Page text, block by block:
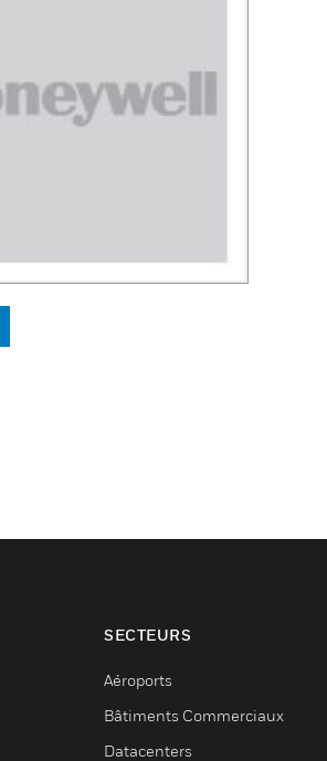
SECTEURS
Aéroports
Bâtiments Commerciaux
Datacenters